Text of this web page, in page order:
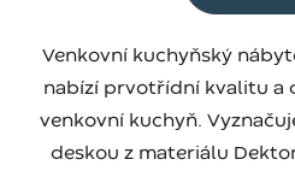
Venkovní kuchyňský
nabízí prvotřídní kvalitu a
venkovní kuchyň.
deskou z materiálu